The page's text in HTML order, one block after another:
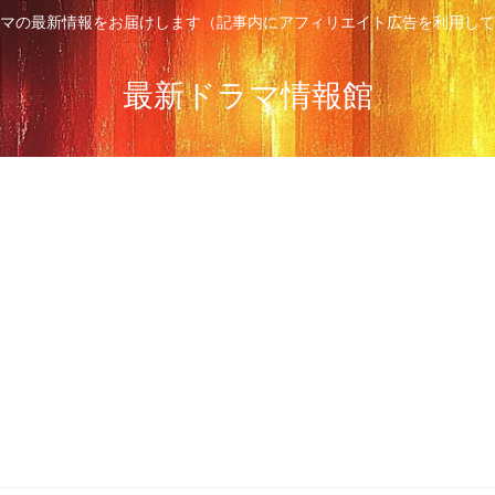
の最新情報をお届けします（記事内にアフィリエイト広告を利用し
最新ドラマ情報館